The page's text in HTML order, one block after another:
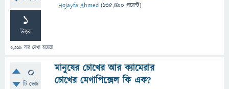
1
উত্তর
2,319 বার দেখা হয়েছে
Hojayfa Ahmed (135,490 পয়েন্ট)
0
টি ভোট
মানুষের চোখের আর ক্যামেরার
চোখের মেগাপিক্সেল কি এক?